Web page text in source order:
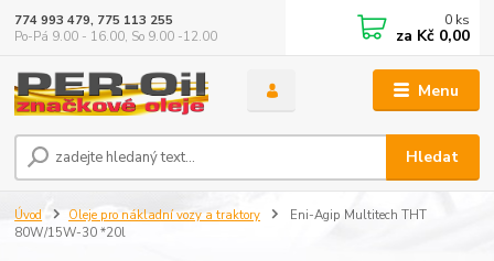
Menu
Hledat
774 993 479, 775 113 255
Po-Pá 9.00 - 16.00, So 9.00 -12.00
0 ks
za Kč 0,00
Úvod Oleje pro nákladní vozy a traktory
Eni-Agip Multitech THT
80W/15W-30 *20l